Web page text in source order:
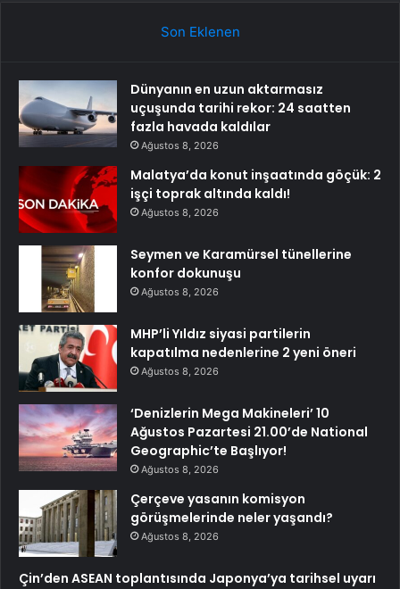
Son Eklenen
Dünyanın en uzun aktarmasız
uçuşunda tarihi rekor: 24 saatten
fazla havada kaldılar
Ağustos 8, 2026
Malatya’da konut inşaatında göçük: 2
işçi toprak altında kaldı!
Ağustos 8, 2026
Seymen ve Karamürsel tünellerine
konfor dokunuşu
Ağustos 8, 2026
MHP’li Yıldız siyasi partilerin
kapatılma nedenlerine 2 yeni öneri
Ağustos 8, 2026
‘Denizlerin Mega Makineleri’ 10
Ağustos Pazartesi 21.00’de National
Geographic’te Başlıyor!
Ağustos 8, 2026
Çerçeve yasanın komisyon
görüşmelerinde neler yaşandı?
Ağustos 8, 2026
Çin’den ASEAN toplantısında Japonya’ya tarihsel uyarı